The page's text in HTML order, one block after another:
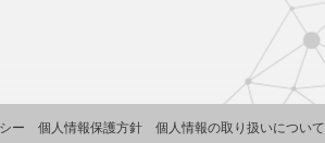
ー 個人情報保護方針 個人情報の取り扱いについて